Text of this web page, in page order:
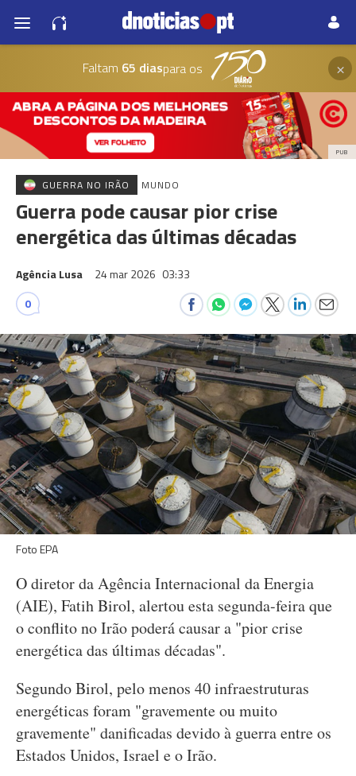
Faltam 65 diaspara os ×
PUB
GUERRA NO IRÃO MUNDO
Guerra pode causar pior crise
energética das últimas décadas
Agência Lusa 24 mar 2026 03:33
0
Foto EPA
O diretor da Agência Internacional da Energia
(AIE), Fatih Birol, alertou esta segunda-feira que
o conflito no Irão poderá causar a "pior crise
energética das últimas décadas".
Segundo Birol, pelo menos 40 infraestruturas
energéticas foram "gravemente ou muito
gravemente" danificadas devido à guerra entre os
Estados Unidos, Israel e o Irão.